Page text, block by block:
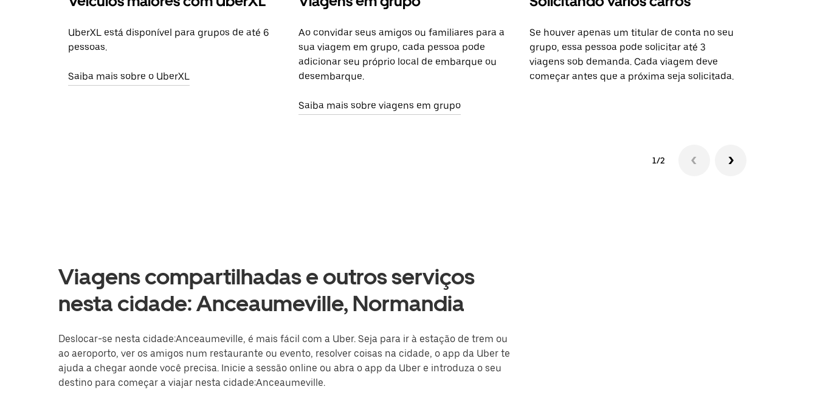
UberXL está disponível para grupos de até 6
pessoas.
Saiba mais sobre o UberXL
Ao convidar seus amigos ou familiares para a
sua viagem em grupo, cada pessoa pode
adicionar seu próprio local de embarque ou
desembarque.
Saiba mais sobre viagens em grupo
Se houver apenas um titular de conta no seu
grupo, essa pessoa pode solicitar até 3
viagens sob demanda. Cada viagem deve
começar antes que a próxima seja solicitada.
1/2
Viagens compartilhadas e outros serviços
nesta cidade: Anceaumeville, Normandia
Deslocar-se nesta cidade:Anceaumeville, é mais fácil com a Uber. Seja para ir à estação de trem ou
ao aeroporto, ver os amigos num restaurante ou evento, resolver coisas na cidade, o app da Uber te
ajuda a chegar aonde você precisa. Inicie a sessão online ou abra o app da Uber e introduza o seu
destino para começar a viajar nesta cidade:Anceaumeville.